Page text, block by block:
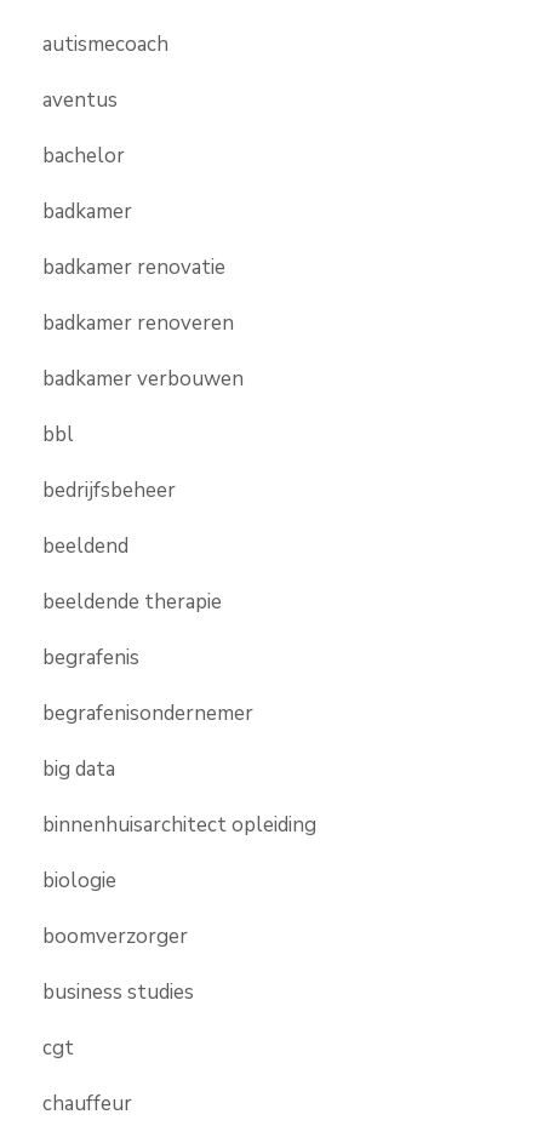
autismecoach
aventus
bachelor
badkamer
badkamer renovatie
badkamer renoveren
badkamer verbouwen
bbl
bedrijfsbeheer
beeldend
beeldende therapie
begrafenis
begrafenisondernemer
big data
binnenhuisarchitect opleiding
biologie
boomverzorger
business studies
cgt
chauffeur